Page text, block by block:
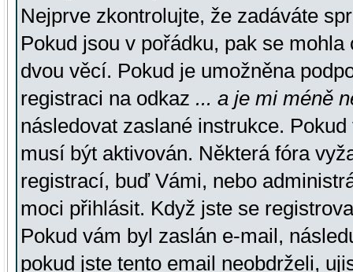
Nejprve zkontrolujte, že zadáváte
Pokud jsou v pořádku, pak se
dvou věcí. Pokud je umožněna
registraci na odkaz ... a je mi méně
následovat zaslané instrukce.
musí být aktivován. Některá fóra
registrací, buď Vámi, nebo
moci přihlásit. Když jste se
Pokud vám byl zaslán e-mail,
pokud jste tento email neobdrželi,